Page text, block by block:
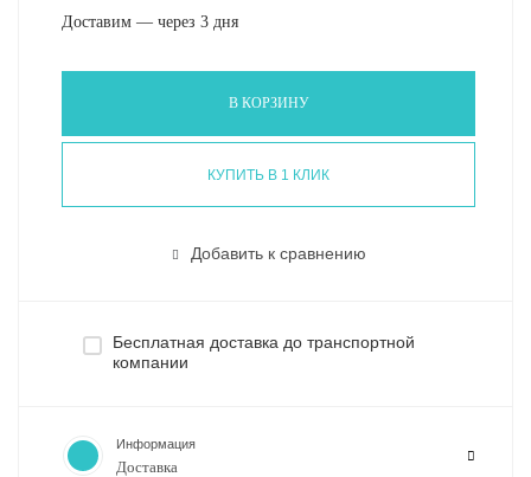
Доставим — через 3 дня
В КОРЗИНУ
КУПИТЬ В 1 КЛИК
Добавить к сравнению
Бесплатная доставка до транспортной
компании
Информация
Доставка